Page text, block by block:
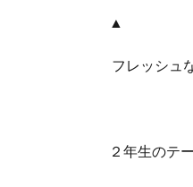
▲
フレッシュ
２年生のテ